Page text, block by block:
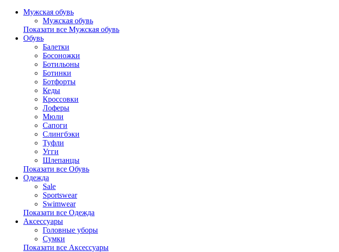
Мужская обувь
Мужская обувь
Показати все Мужская обувь
Обувь
Балетки
Босоножки
Ботильоны
Ботинки
Ботфорты
Кеды
Кроссовки
Лоферы
Мюли
Сапоги
Слингбэки
Туфли
Угги
Шлепанцы
Показати все Обувь
Одежда
Sale
Sportswear
Swimwear
Показати все Одежда
Аксессуары
Головные уборы
Сумки
Показати все Аксессуары